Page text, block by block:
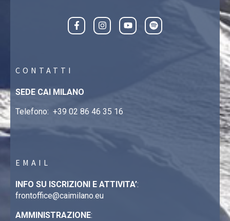
CONTATTI
SEDE CAI MILANO
Telefono: +39 02 86 46 35 16
EMAIL
INFO SU ISCRIZIONI E ATTIVITA’:
frontoffice@caimilano.eu
AMMINISTRAZIONE: